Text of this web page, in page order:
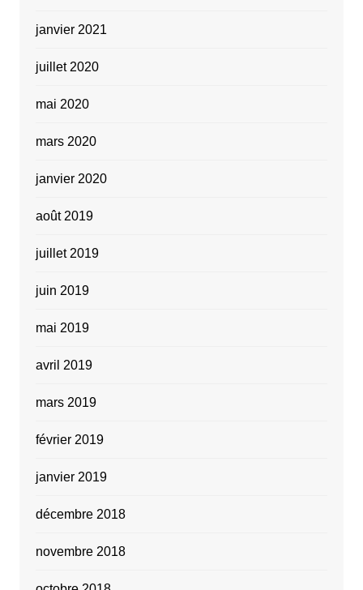
janvier 2021
juillet 2020
mai 2020
mars 2020
janvier 2020
août 2019
juillet 2019
juin 2019
mai 2019
avril 2019
mars 2019
février 2019
janvier 2019
décembre 2018
novembre 2018